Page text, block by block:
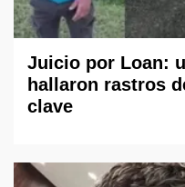
Juicio por Loan:
hallaron rastros
clave